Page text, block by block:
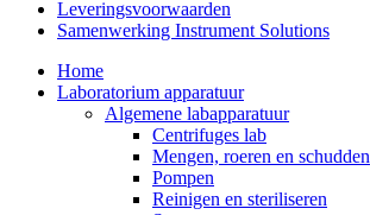
Leveringsvoorwaarden
Samenwerking Instrument Solutions
Home
Laboratorium apparatuur
Algemene labapparatuur
Centrifuges lab
Mengen, roeren en schudden
Pompen
Reinigen en steriliseren